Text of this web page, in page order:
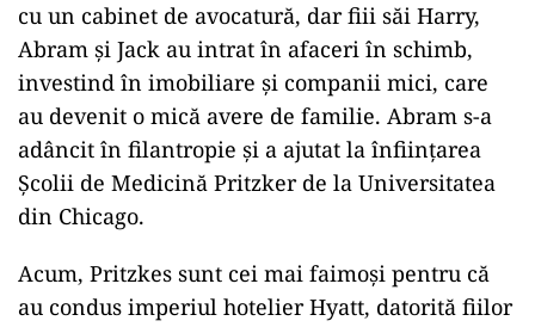
cu un cabinet de avocatură, dar fiii săi Harry,
Abram și Jack au intrat în afaceri în schimb,
investind în imobiliare și companii mici, care
au devenit o mică avere de familie. Abram s-a
adâncit în filantropie și a ajutat la înființarea
Școlii de Medicină Pritzker de la Universitatea
din Chicago.
Acum, Pritzkes sunt cei mai faimoși pentru că
au condus imperiul hotelier Hyatt, datorită fiilor